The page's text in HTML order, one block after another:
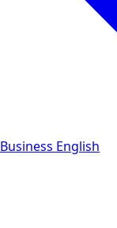
Business English